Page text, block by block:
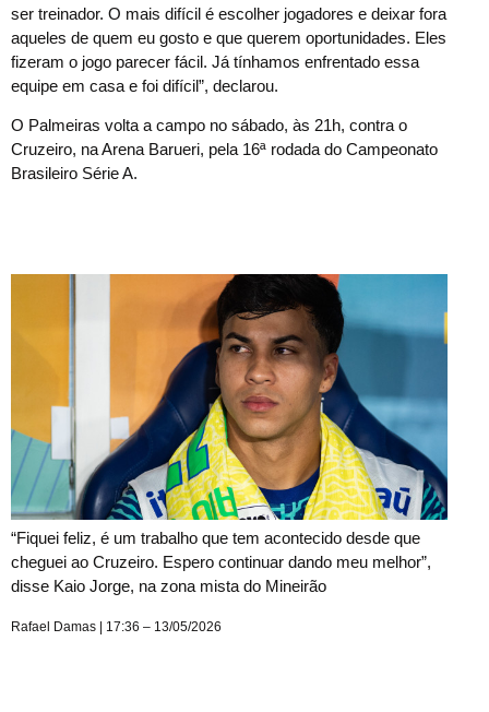
ser treinador. O mais difícil é escolher jogadores e deixar fora
aqueles de quem eu gosto e que querem oportunidades. Eles
fizeram o jogo parecer fácil. Já tínhamos enfrentado essa
equipe em casa e foi difícil”, declarou.
O Palmeiras volta a campo no sábado, às 21h, contra o
Cruzeiro, na Arena Barueri, pela 16ª rodada do Campeonato
Brasileiro Série A.
“Fiquei feliz, é um trabalho que tem acontecido desde que
cheguei ao Cruzeiro. Espero continuar dando meu melhor”,
disse Kaio Jorge, na zona mista do Mineirão
Rafael Damas | 17:36 – 13/05/2026